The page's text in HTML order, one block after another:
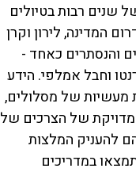
שנים רבות בטיולים
המדינה, לירון וקרן
והנסתרים כאחד -
וחבל אמלפי. הידע
מעשיות של מסלולים,
מדויקת של הצרכים של
להעניק המלצות
במדריכים